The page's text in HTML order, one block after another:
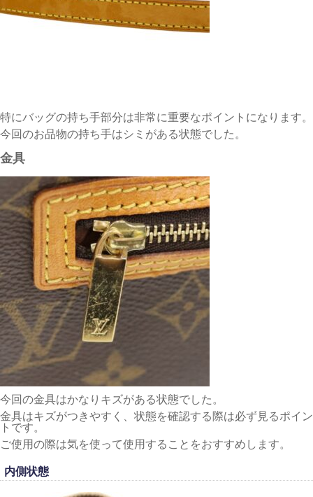
特にバッグの持ち手部分は非常に重要なポイントになります。
今回のお品物の持ち手はシミがある状態でした。
金具
今回の金具はかなりキズがある状態でした。
金具はキズがつきやすく、状態を確認する際は必ず見るポイン
トです。
ご使用の際は気を使って使用することをおすすめします。
内側状態